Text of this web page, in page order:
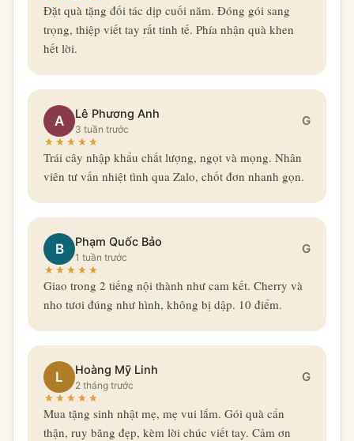
Đặt quà tặng đối tác dịp cuối năm. Đóng gói sang
trọng, thiệp viết tay rất tinh tế. Phía nhận quà khen
hết lời.
A Lê Phương Anh
3 tuần trước
G
Trái cây nhập khẩu chất lượng, ngọt và mọng. Nhân
viên tư vấn nhiệt tình qua Zalo, chốt đơn nhanh gọn.
B Phạm Quốc Bảo
1 tuần trước
G
Giao trong 2 tiếng nội thành như cam kết. Cherry và
nho tươi đúng như hình, không bị dập. 10 điểm.
L Hoàng Mỹ Linh
2 tháng trước
G
Mua tặng sinh nhật mẹ, mẹ vui lắm. Gói quà cẩn
thận, ruy băng đẹp, kèm lời chúc viết tay. Cảm ơn